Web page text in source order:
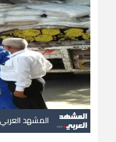
المشهد